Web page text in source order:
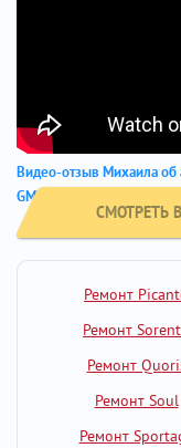
Видео-отзыв Михаила об
GM-City - Хендай АЙ ИКС 35
СМОТРЕТЬ
Ремонт
Ремонт
Ремонт
Ремонт Soul
Ремонт